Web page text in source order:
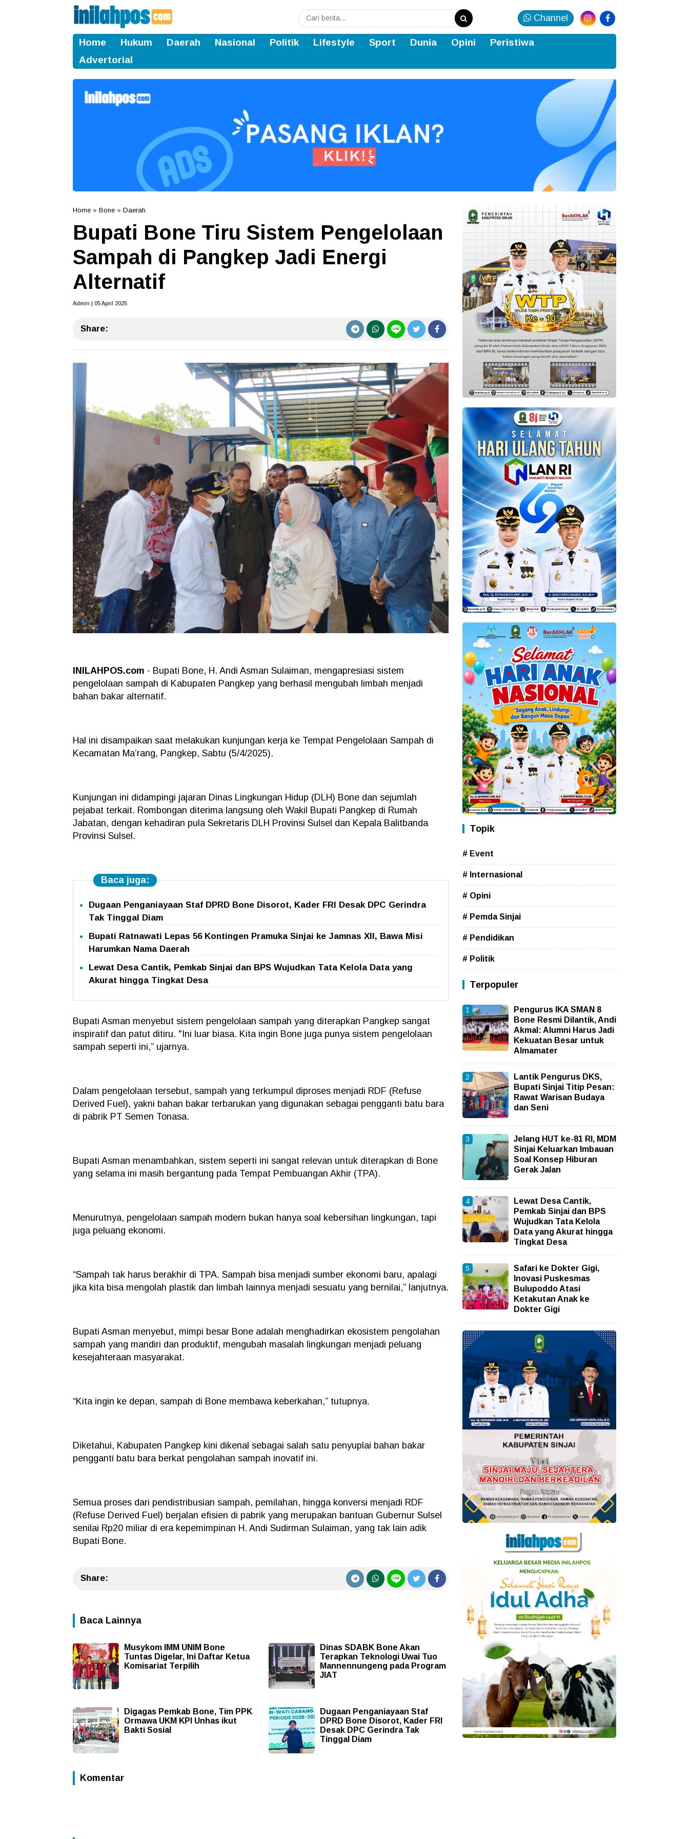
Channel
Home Hukum Daerah Nasional Politik Lifestyle Sport Dunia Opini
Peristiwa
Advertorial
Home » Bone » Daerah
Bupati Bone Tiru Sistem Pengelolaan
Sampah di Pangkep Jadi Energi
Alternatif
Admin | 05 April 2025
Share:
INILAHPOS.com - Bupati Bone, H. Andi Asman Sulaiman, mengapresiasi sistem
pengelolaan sampah di Kabupaten Pangkep yang berhasil mengubah limbah menjadi
bahan bakar alternatif.
Hal ini disampaikan saat melakukan kunjungan kerja ke Tempat Pengelolaan Sampah di
Kecamatan Ma’rang, Pangkep, Sabtu (5/4/2025).
Kunjungan ini didampingi jajaran Dinas Lingkungan Hidup (DLH) Bone dan sejumlah
pejabat terkait. Rombongan diterima langsung oleh Wakil Bupati Pangkep di Rumah
Jabatan, dengan kehadiran pula Sekretaris DLH Provinsi Sulsel dan Kepala Balitbanda
Provinsi Sulsel.
Baca juga:
Dugaan Penganiayaan Staf DPRD Bone Disorot, Kader FRI Desak DPC Gerindra
Tak Tinggal Diam
Bupati Ratnawati Lepas 56 Kontingen Pramuka Sinjai ke Jamnas XII, Bawa Misi
Harumkan Nama Daerah
Lewat Desa Cantik, Pemkab Sinjai dan BPS Wujudkan Tata Kelola Data yang
Akurat hingga Tingkat Desa
Bupati Asman menyebut sistem pengelolaan sampah yang diterapkan Pangkep sangat
inspiratif dan patut ditiru. "Ini luar biasa. Kita ingin Bone juga punya sistem pengelolaan
sampah seperti ini,” ujarnya.
Dalam pengelolaan tersebut, sampah yang terkumpul diproses menjadi RDF (Refuse
Derived Fuel), yakni bahan bakar terbarukan yang digunakan sebagai pengganti batu bara
di pabrik PT Semen Tonasa.
Bupati Asman menambahkan, sistem seperti ini sangat relevan untuk diterapkan di Bone
yang selama ini masih bergantung pada Tempat Pembuangan Akhir (TPA).
Menurutnya, pengelolaan sampah modern bukan hanya soal kebersihan lingkungan, tapi
juga peluang ekonomi.
“Sampah tak harus berakhir di TPA. Sampah bisa menjadi sumber ekonomi baru, apalagi
jika kita bisa mengolah plastik dan limbah lainnya menjadi sesuatu yang bernilai,” lanjutnya.
Bupati Asman menyebut, mimpi besar Bone adalah menghadirkan ekosistem pengolahan
sampah yang mandiri dan produktif, mengubah masalah lingkungan menjadi peluang
kesejahteraan masyarakat.
“Kita ingin ke depan, sampah di Bone membawa keberkahan,” tutupnya.
Diketahui, Kabupaten Pangkep kini dikenal sebagai salah satu penyuplai bahan bakar
pengganti batu bara berkat pengolahan sampah inovatif ini.
Semua proses dari pendistribusian sampah, pemilahan, hingga konversi menjadi RDF
(Refuse Derived Fuel) berjalan efisien di pabrik yang merupakan bantuan Gubernur Sulsel
senilai Rp20 miliar di era kepemimpinan H. Andi Sudirman Sulaiman, yang tak lain adik
Bupati Bone.
Share:
Baca Lainnya
Musykom IMM UNIM Bone
Tuntas Digelar, Ini Daftar Ketua
Komisariat Terpilih
Dinas SDABK Bone Akan
Terapkan Teknologi Uwai Tuo
Mannennungeng pada Program
JIAT
Digagas Pemkab Bone, Tim PPK
Ormawa UKM KPI Unhas ikut
Bakti Sosial
Dugaan Penganiayaan Staf
DPRD Bone Disorot, Kader FRI
Desak DPC Gerindra Tak
Tinggal Diam
Komentar
Topik
# Event
# Internasional
# Opini
# Pemda Sinjai
# Pendidikan
# Politik
Terpopuler
Pengurus IKA SMAN 8
Bone Resmi Dilantik, Andi
Akmal: Alumni Harus Jadi
Kekuatan Besar untuk
Almamater
Lantik Pengurus DKS,
Bupati Sinjai Titip Pesan:
Rawat Warisan Budaya
dan Seni
Jelang HUT ke-81 RI, MDM
Sinjai Keluarkan Imbauan
Soal Konsep Hiburan
Gerak Jalan
Lewat Desa Cantik,
Pemkab Sinjai dan BPS
Wujudkan Tata Kelola
Data yang Akurat hingga
Tingkat Desa
Safari ke Dokter Gigi,
Inovasi Puskesmas
Bulupoddo Atasi
Ketakutan Anak ke
Dokter Gigi